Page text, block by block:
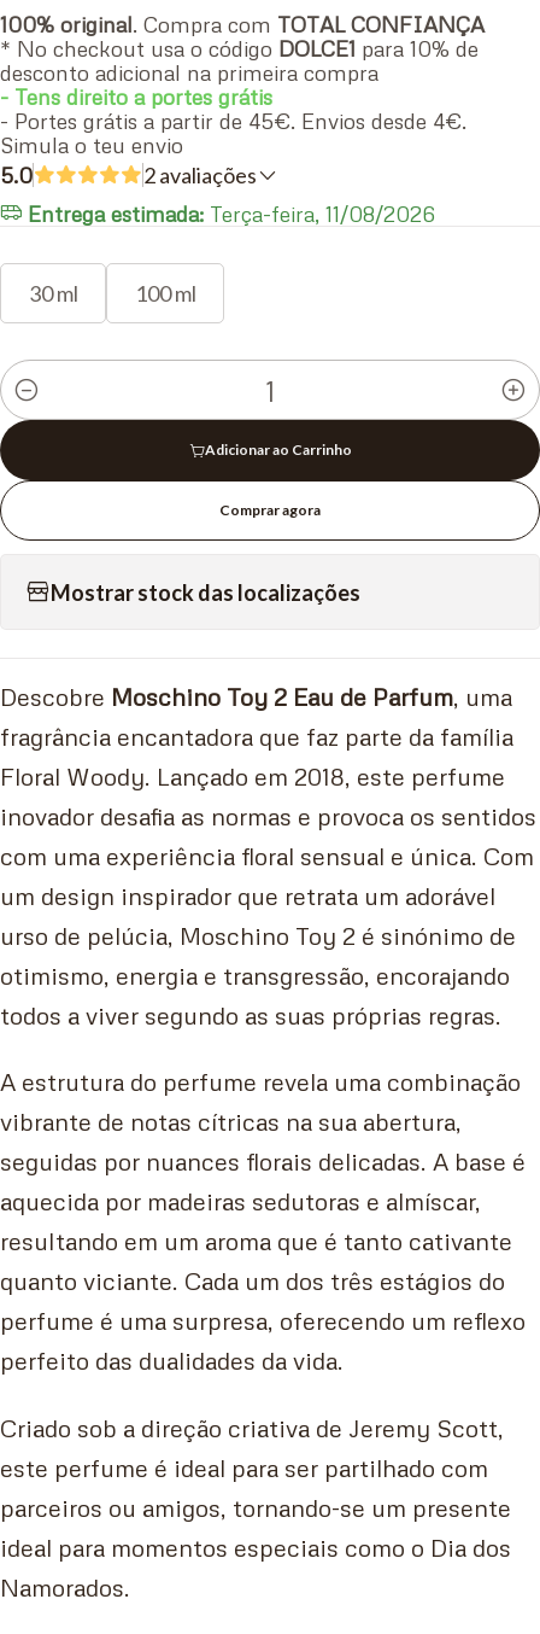
100% original. Compra com TOTAL CONFIANÇA
* No checkout usa o código DOLCE1 para 10% de
desconto adicional na primeira compra
- Tens direito a portes grátis
- Portes grátis a partir de 45€. Envios desde 4€.
Simula o teu envio
5.0
2 avaliações
Entrega estimada: Terça-feira, 11/08/2026
30 ml 100 ml
Quantidade
Adicionar ao Carrinho
Comprar agora
Mostrar stock das localizações
Descobre Moschino Toy 2 Eau de Parfum , uma
fragrância encantadora que faz parte da família
Floral Woody. Lançado em 2018, este perfume
inovador desafia as normas e provoca os sentidos
com uma experiência floral sensual e única. Com
um design inspirador que retrata um adorável
urso de pelúcia, Moschino Toy 2 é sinónimo de
otimismo, energia e transgressão, encorajando
todos a viver segundo as suas próprias regras.
A estrutura do perfume revela uma combinação
vibrante de notas cítricas na sua abertura,
seguidas por nuances florais delicadas. A base é
aquecida por madeiras sedutoras e almíscar,
resultando em um aroma que é tanto cativante
quanto viciante. Cada um dos três estágios do
perfume é uma surpresa, oferecendo um reflexo
perfeito das dualidades da vida.
Criado sob a direção criativa de Jeremy Scott,
este perfume é ideal para ser partilhado com
parceiros ou amigos, tornando-se um presente
ideal para momentos especiais como o Dia dos
Namorados.